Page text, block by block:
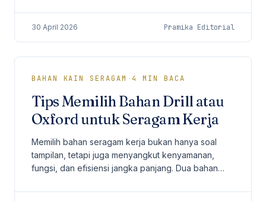
memberikan...
30 April 2026 Pramika Editorial
BAHAN KAIN SERAGAM ·4 MIN BACA
Tips Memilih Bahan Drill atau
Oxford untuk Seragam Kerja
Memilih bahan seragam kerja bukan hanya soal
tampilan, tetapi juga menyangkut kenyamanan,
fungsi, dan efisiensi jangka panjang. Dua bahan
perusahaan adalah...